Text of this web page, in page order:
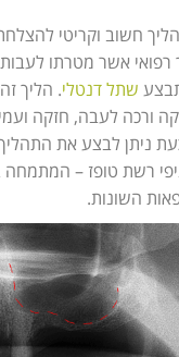
חשוב וקריטי
רפואי אשר מטרתו
שתל דנטלי. הליך
ורכה לעבה, חזקה
ניתן לבצע את התהליך
רשת טופז –
השונות.